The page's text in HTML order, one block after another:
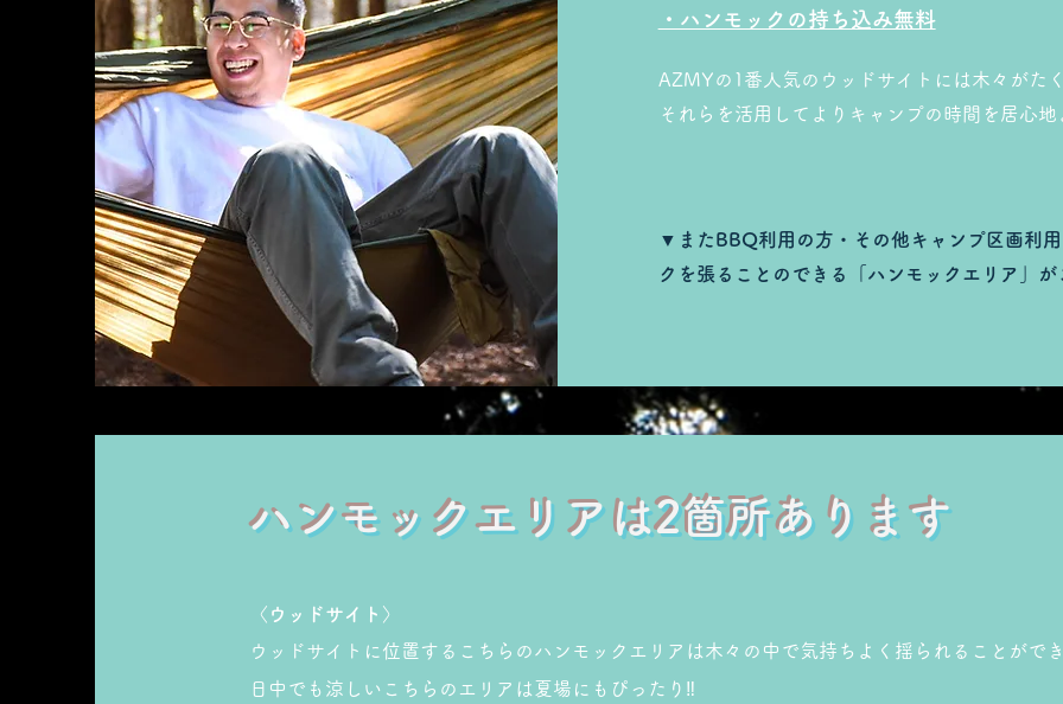
・ハンモックの持ち込み無料
​AZMYの1番人気のウッドサイトには木々がた
それらを活用してよりキャンプの時間を居心
▼またBBQ利用の方・その他キャンプ区画利
クを張ることのできる
「ハンモックエリア」
​ハンモックエリアは2箇所あります
〈ウッドサイト〉
ウッドサイトに位置するこちらのハンモックエリアは木々の中で気持ちよく揺られることがで
日中でも涼しいこちらのエリアは夏場にもぴったり‼︎